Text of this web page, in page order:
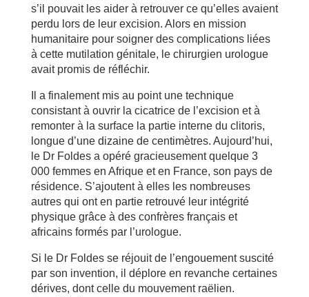
s’il pouvait les aider à retrouver ce qu’elles avaient
perdu lors de leur excision. Alors en mission
humanitaire pour soigner des complications liées
à cette mutilation génitale, le chirurgien urologue
avait promis de réfléchir.
Il a finalement mis au point une technique
consistant à ouvrir la cicatrice de l’excision et à
remonter à la surface la partie interne du clitoris,
longue d’une dizaine de centimètres. Aujourd’hui,
le Dr Foldes a opéré gracieusement quelque 3
000 femmes en Afrique et en France, son pays de
résidence. S’ajoutent à elles les nombreuses
autres qui ont en partie retrouvé leur intégrité
physique grâce à des confrères français et
africains formés par l’urologue.
Si le Dr Foldes se réjouit de l’engouement suscité
par son invention, il déplore en revanche certaines
dérives, dont celle du mouvement raëlien.